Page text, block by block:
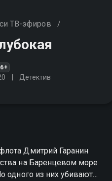
ТВ-эфиров /
Детектив
Дмитрий Гаранин
на Баренцевом море
одного из них убивают